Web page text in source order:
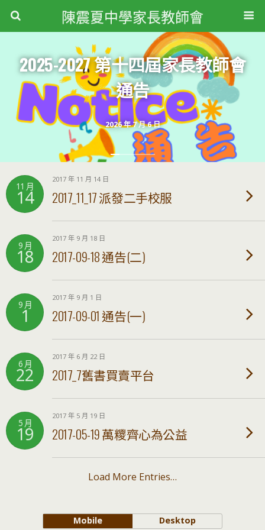
陳震夏中學家長教師會
2026 年 7 月 6 日
2025-2027 第十四屆家長教師會
通告
11 月
14
2017 年 11 月 14 日
2017_11_17 派發二手校服
9 月
18
2017 年 9 月 18 日
2017-09-18 通告(二)
9 月
1
2017 年 9 月 1 日
2017-09-01 通告(一)
6 月
22
2017 年 6 月 22 日
2017_7舊書買賣平台
5 月
19
2017 年 5 月 19 日
2017-05-19 萬糭齊心為公益
Load More Entries…
Mobile Desktop